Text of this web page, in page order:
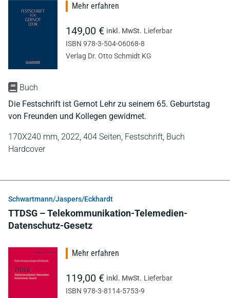
Buch
Die Festschrift ist Gernot Lehr zu seinem 65. Geburtstag
von Freunden und Kollegen gewidmet.
170X240 mm, 2022, 404 Seiten, Festschrift, Buch
Hardcover
Mehr erfahren
149,00 € inkl. MwSt. Lieferbar
ISBN 978-3-504-06068-8
Verlag Dr. Otto Schmidt KG
Schwartmann/Jaspers/Eckhardt
TTDSG – Telekommunikation-Telemedien-
Datenschutz-Gesetz
Mehr erfahren
119,00 € inkl. MwSt. Lieferbar
ISBN 978-3-8114-5753-9